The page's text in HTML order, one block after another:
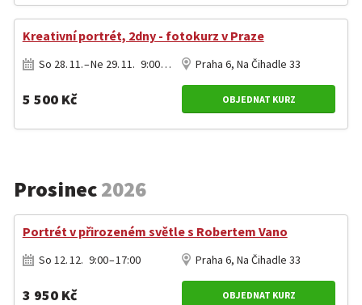
Kreativní portrét, 2dny - fotokurz v Praze
So 28. 11. – Ne 29. 11. 9:00 – 17:00 Praha 6, Na Čihadle 33
5 500 Kč OBJEDNAT KURZ
Prosinec2026
Portrét v přirozeném světle s Robertem Vano
So 12. 12. 9:00 – 17:00 Praha 6, Na Čihadle 33
3 950 Kč OBJEDNAT KURZ